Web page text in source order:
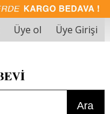
Üye ol Üye Girişi
Ara